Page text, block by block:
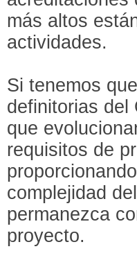
más altos
actividades.
Si tenemos
definitorias del
que
requisitos de
complejidad
permanezca
proyecto.